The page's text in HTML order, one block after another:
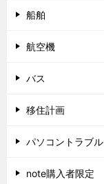
船舶
航空機
バス
移住計画
パソコントラブル
note購入者限定